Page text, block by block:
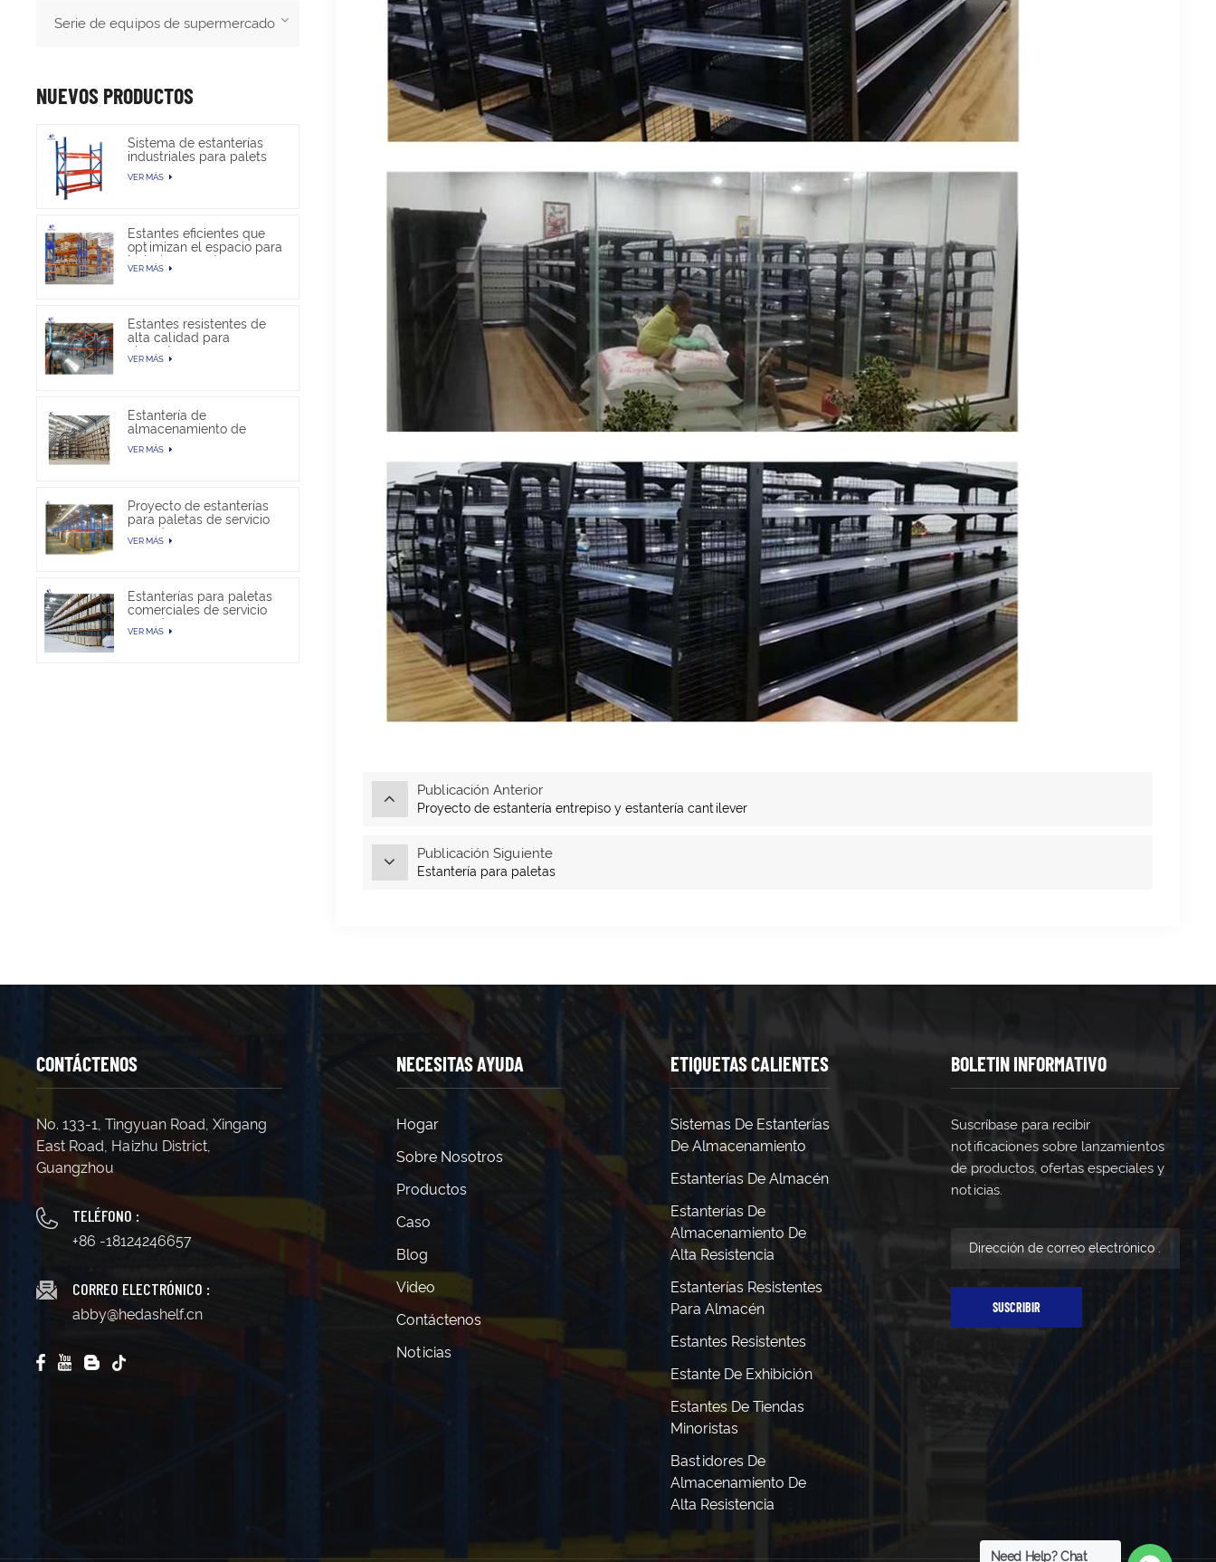
Publicación Anterior
Proyecto de estantería entrepiso y estantería cantilever
Publicación Siguiente
Estantería para paletas
Serie de equipos de supermercado
NUEVOS PRODUCTOS
Sistema de estanterías
industriales para palets
de alta resistencia para
almacenamiento en
VER MÁS
Estantes eficientes que
optimizan el espacio para
trabajos pesados en
almacenes
VER MÁS
Estantes resistentes de
alta calidad para
almacén
VER MÁS
Estantería de
almacenamiento de
paletas selectivas en
venta
VER MÁS
Proyecto de estanterías
para paletas de servicio
pesado
VER MÁS
Estanterías para paletas
comerciales de servicio
pesado
VER MÁS
CONTÁCTENOS
No. 133-1, Tingyuan Road, Xingang
East Road, Haizhu District,
Guangzhou
TELÉFONO :
+86 -18124246657
CORREO ELECTRÓNICO :
abby@hedashelf.cn
NECESITAS AYUDA
Hogar
Sobre Nosotros
Productos
Caso
Blog
Video
Contáctenos
Noticias
ETIQUETAS CALIENTES
Sistemas De Estanterías
De Almacenamiento
Estanterías De Almacén
Estanterías De
Almacenamiento De
Alta Resistencia
Estanterías Resistentes
Para Almacén
Estantes Resistentes
Estante De Exhibición
Estantes De Tiendas
Minoristas
Bastidores De
Almacenamiento De
Alta Resistencia
BOLETIN INFORMATIVO
Suscríbase para recibir
notificaciones sobre lanzamientos
de productos, ofertas especiales y
noticias.
SUSCRIBIR
Need Help? Chat